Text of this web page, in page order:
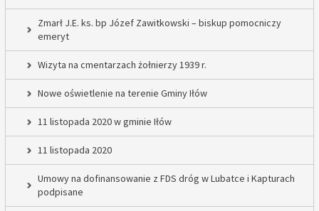
Zmarł J.E. ks. bp Józef Zawitkowski – biskup pomocniczy
emeryt
Wizyta na cmentarzach żołnierzy 1939 r.
Nowe oświetlenie na terenie Gminy Iłów
11 listopada 2020 w gminie Iłów
11 listopada 2020
Umowy na dofinansowanie z FDS dróg w Lubatce i Kapturach
podpisane